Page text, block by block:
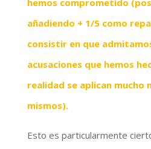
hemos comprometido
añadiendo + 1/5 como
consistir en que
acusaciones que hemos
realidad se aplican mucho
mismos).
Esto es particularmente